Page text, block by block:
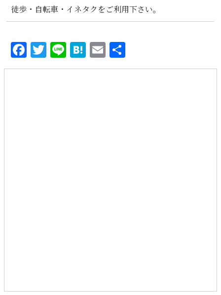
徒歩・自転車・イネタクをご利用下さい。
Facebook
Twitter
LineHatena
Email
共
有